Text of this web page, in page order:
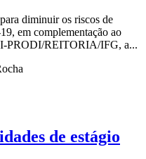
diminuir os riscos de
em complementação ao
PRODI/REITORIA/IFG, a...
de estágio